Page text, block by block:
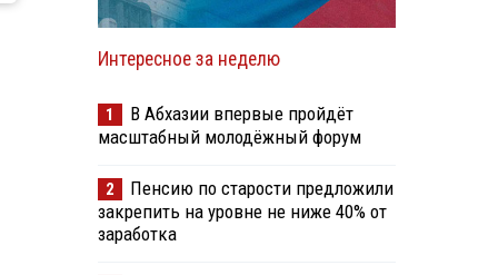
Интересное за неделю
1
В Абхазии впервые пройдёт
масштабный молодёжный форум
2
Пенсию по старости предложили
закрепить на уровне не ниже 40% от
заработка